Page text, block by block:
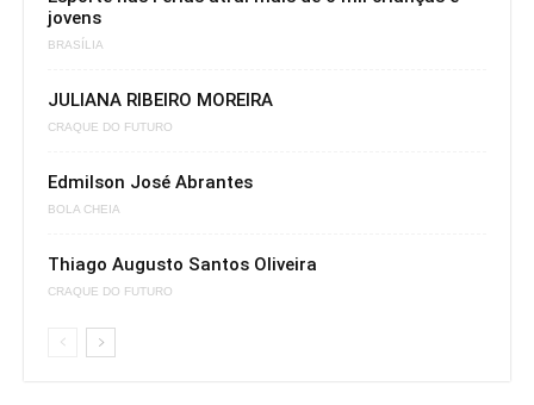
jovens
BRASÍLIA
JULIANA RIBEIRO MOREIRA
CRAQUE DO FUTURO
Edmilson José Abrantes
BOLA CHEIA
Thiago Augusto Santos Oliveira
CRAQUE DO FUTURO